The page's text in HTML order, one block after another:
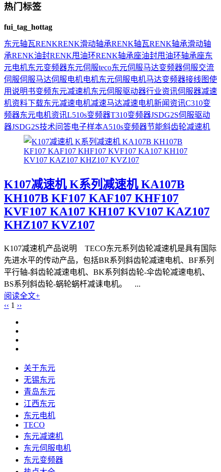
热门标签
fui_tag_hottag
东元轴瓦RENKRENK滑动轴承RENK轴瓦RENK轴承滑动轴
承RENK油封RENK甩油环RENK轴承座油封甩油环轴承座东
元电机东元变频器东元伺服teco东元伺服马达变频器伺服交流
伺服伺服马达伺服电机电机东元伺服电机马达变频器接线图使
用说明书变频东元减速机东元伺服驱动器行业资讯伺服器减速
机资料下载东元减速电机减速马达减速电机新闻资讯C310变
频器东元电机资讯L510s变频器T310变频器JSDG2S伺服驱动
器JSDG2S技术问答电子样本A510s变频器节能斜齿轮减速机
K107减速机 K系列减速机 KA107B
KH107B KF107 KAF107 KHF107
KVF107 KA107 KH107 KV107 KAZ107
KHZ107 KVZ107
K107减速机产品说明 TECO东元系列齿轮减速机是具有国际
先进水平的传动产品，包括BR系列斜齿轮减速电机、BF系列
平行轴-斜齿轮减速电机、BK系列斜齿轮-伞齿轮减速电机、
BS系列斜齿轮-蜗轮蜗杄减诔电机。 ...
阅读全文+
‹‹ 1 ››
关于东元
无锡东元
青岛东元
江西东元
东元电机
TECO
东元减速机
东元伺服电机
东元变频器